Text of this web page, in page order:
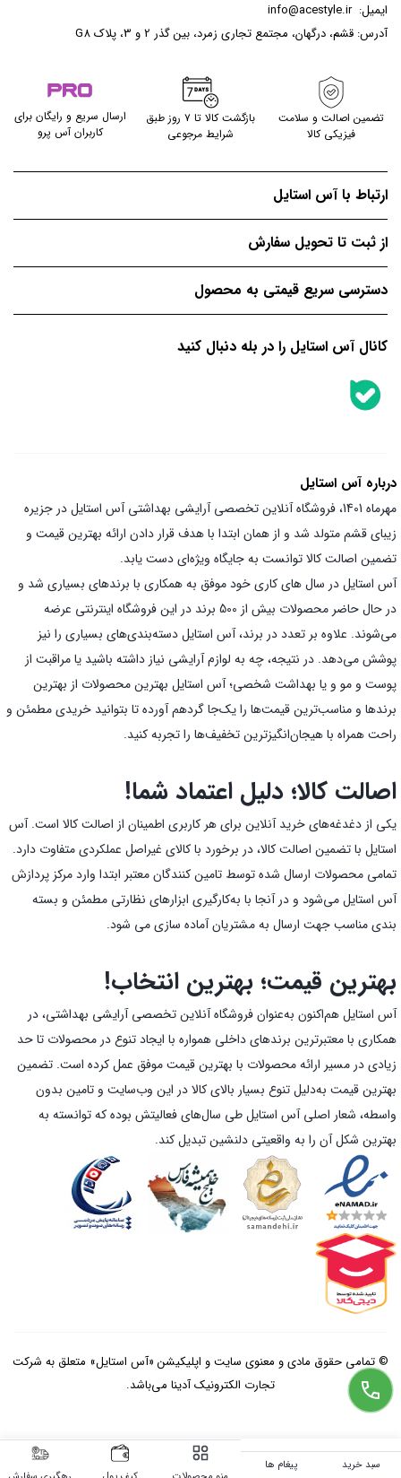
ایمیل:info@acestyle.ir
آدرس: قشم، درگهان، مجتمع تجاری زمرد، بین گذر 2 و 3، پلاک G8
تضمین اصالت و سلامت
فیزیکی کالا
بازگشت کالا تا ۷ روز طبق
شرایط مرجوعی
ارسال سریع و رایگان برای
کاربران آس پرو
ارتباط با آس استایل
از ثبت تا تحویل سفارش
دسترسی سریع قیمتی به محصول
کانال آس استایل را در بله دنبال کنید
درباره آس استایل
مهرماه 1401، فروشگاه آنلاین تخصصی آرایشی بهداشتی آس استایل در جزیره
زیبای قشم متولد شد و از همان ابتدا با هدف قرار دادن ارائه بهترین قیمت و
تضمین اصالت کالا توانست به جایگاه ویژه‌ای دست یابد.
آس استایل در سال های کاری خود موفق به همکاری با برندهای بسیاری شد و
در حال حاضر محصولات بیش از 500 برند در این فروشگاه اینترنتی عرضه
می‌شوند. علاوه بر تعدد در برند، آس استایل دسته‌بندی‌های بسیاری را نیز
پوشش می‌دهد. در نتیجه، چه به لوازم آرایشی نیاز داشته باشید یا مراقبت از
پوست و مو و یا بهداشت شخصی؛ آس استایل بهترین محصولات از بهترین
برندها و مناسب‌ترین قیمت‌ها را یک‌جا گردهم آورده تا بتوانید خریدی مطمئن و
راحت همراه با هیجان‌انگیز‌ترین تخفیف‌ها را تجربه کنید.
اصالت کالا؛ دلیل اعتماد شما!
یکی از دغدغه‌های خرید آنلاین برای هر کاربری اطمینان از اصالت کالا است. آس
استایل با تضمین اصالت کالا، در برخورد با کالای غیراصل عملکردی متفاوت دارد.
تمامی محصولات ارسال شده توسط تامین کنندگان معتبر ابتدا وارد مرکز پردازش
آس استایل می‌شود و در آنجا با به‌کارگیری ابزارهای نظارتی مطمئن و بسته
بندی مناسب جهت ارسال به مشتریان آماده سازی می شود.
بهترین قیمت؛ بهترین انتخاب!
آس استایل هم‌اکنون به‌عنوان فروشگاه آنلاین تخصصی آرایشی بهداشتی، در
همکاری با معتبرترین برندهای داخلی همواره با ایجاد تنوع در محصولات تا حد
زیادی در مسیر ارائه محصولات با بهترین قیمت موفق عمل کرده است. تضمین
بهترین قیمت به‌دلیل تنوع بسیار بالای کالا در این وب‌سایت و تامین بدون
واسطه، شعار اصلی آس استایل طی سال‌های فعالیتش بوده که توانسته به
بهترین شکل آن را به واقعیتی دلنشین تبدیل کند.
© تمامی حقوق مادی و معنوی سایت و اپلیکیشن «آس استایل» متعلق به شرکت
تجارت الکترونیک آدینا می‌باشد.
سبد خرید پیغام ها